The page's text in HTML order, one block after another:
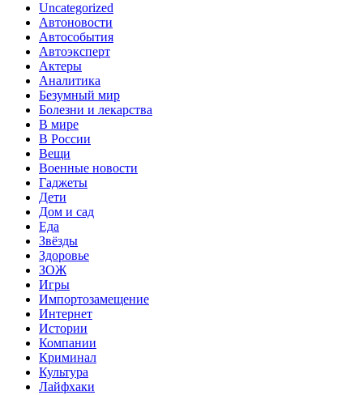
Uncategorized
Автоновости
Автособытия
Автоэксперт
Актеры
Аналитика
Безумный мир
Болезни и лекарства
В мире
В России
Вещи
Военные новости
Гаджеты
Дети
Дом и сад
Еда
Звёзды
Здоровье
ЗОЖ
Игры
Импортозамещение
Интернет
Истории
Компании
Криминал
Культура
Лайфхаки